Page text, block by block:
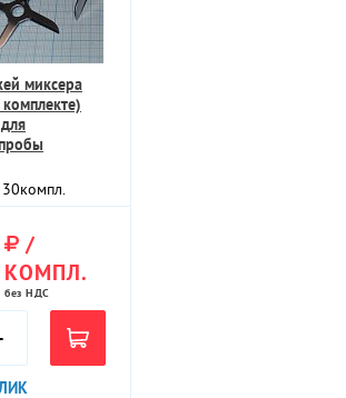
миксера
30компл.
/
КОМПЛ.
без НДС